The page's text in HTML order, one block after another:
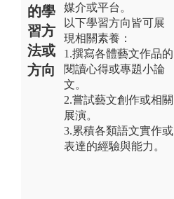
的學
習方
法或
方向
媒介或平台。
以下學習方向皆可展
現相關素養：
1.撰寫各體藝文作品的
閱讀心得或專題小論
文。
2.嘗試藝文創作或相關
展演。
3.累積各類語文實作或
表達的經驗與能力。